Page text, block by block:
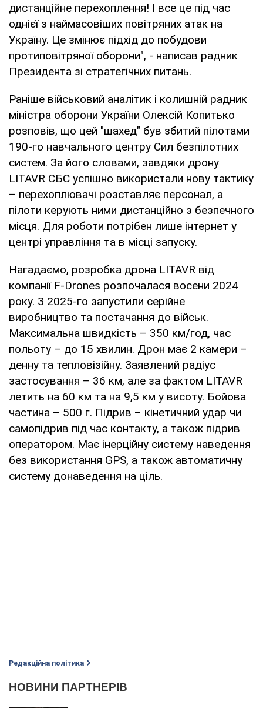
дистанційне перехоплення! І все це під час
однієї з наймасовіших повітряних атак на
Україну. Це змінює підхід до побудови
протиповітряної оборони", - написав радник
Президента зі стратегічних питань.
Раніше військовий аналітик і колишній радник
міністра оборони України Олексій Копитько
розповів, що цей "шахед" був збитий пілотами
190-го навчального центру Сил безпілотних
систем. За його словами, завдяки дрону
LITAVR СБС успішно використали нову тактику
– перехоплювачі розставляє персонал, а
пілоти керують ними дистанційно з безпечного
місця. Для роботи потрібен лише інтернет у
центрі управління та в місці запуску.
Нагадаємо, розробка дрона LITAVR від
компанії F-Drones розпочалася восени 2024
року. З 2025-го запустили серійне
виробництво та постачання до військ.
Максимальна швидкість – 350 км/год, час
польоту – до 15 хвилин. Дрон має 2 камери –
денну та тепловізійну. Заявлений радіус
застосування – 36 км, але за фактом LITAVR
летить на 60 км та на 9,5 км у висоту. Бойова
частина – 500 г. Підрив – кінетичний удар чи
самопідрив під час контакту, а також підрив
оператором. Має інерційну систему наведення
без використання GPS, а також автоматичну
систему донаведення на ціль.
Редакційна політика